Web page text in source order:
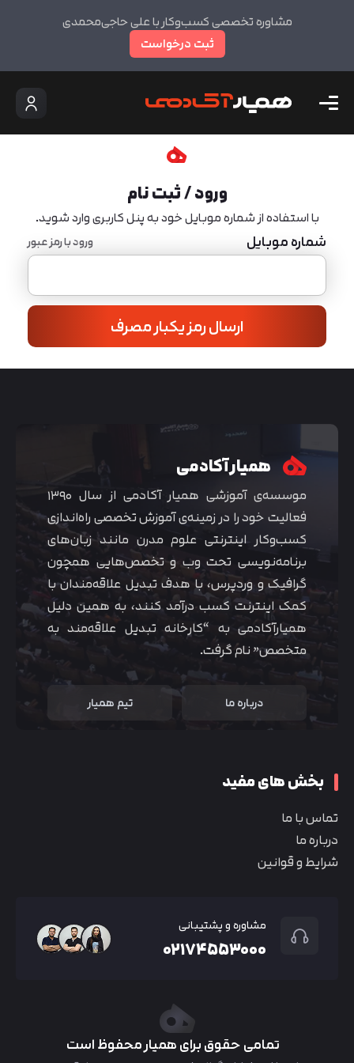
مشاوره تخصصی کسب‌وکار با علی حاجی‌محمدی
ثبت درخواست
ورود / ثبت نام
با استفاده از شماره موبایل خود به پنل کاربری وارد شوید.
شماره موبایل ورود با رمز عبور
ارسال رمز یکبار مصرف
همیار آکادمی
موسسه‌ی آموزشی همیار آکادمی از سال ۱۳۹۰
فعالیت خود را در زمینه‌ی آموزش تخصصی راه‌اندازی
کسب‌و‌کار اینترنتی علوم مدرن مانند زبان‌های
برنامه‌نویسی تحت وب و تخصص‌هایی همچون
گرافیک و وردپرس، با هدف تبدیل علاقه‌مندان با
کمک اینترنت کسب درآمد کنند، به همین دلیل
همیارآکادمی به “کارخانه تبدیل علاقه‌مند به
متخصص” نام گرفت.
درباره ما تیم همیار
بخش های مفید
تماس با ما
درباره ما
شرایط و قوانین
مشاوره و پشتیبانی
۰۲۱۷۴۵۵۳۰۰۰
تمامی حقوق برای همیار محفوظ است
متوجه شدم